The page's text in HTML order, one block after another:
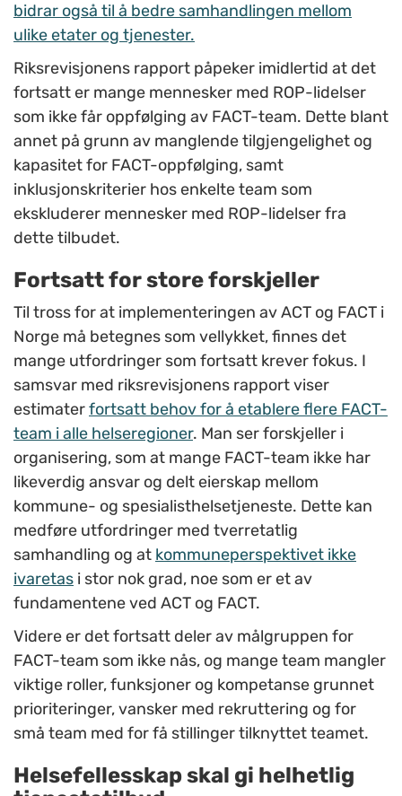
bidrar også til å bedre samhandlingen mellom
ulike etater og tjenester.
Riksrevisjonens rapport påpeker imidlertid at det
fortsatt er mange mennesker med ROP-lidelser
som ikke får oppfølging av FACT-team. Dette blant
annet på grunn av manglende tilgjengelighet og
kapasitet for FACT-oppfølging, samt
inklusjonskriterier hos enkelte team som
ekskluderer mennesker med ROP-lidelser fra
dette tilbudet.
Fortsatt for store forskjeller
Til tross for at implementeringen av ACT og FACT i
Norge må betegnes som vellykket, finnes det
mange utfordringer som fortsatt krever fokus. I
samsvar med riksrevisjonens rapport viser
estimaterfortsatt behov for å etablere flere FACT-
team i alle helseregioner. Man ser forskjeller i
organisering, som at mange FACT-team ikke har
likeverdig ansvar og delt eierskap mellom
kommune- og spesialisthelsetjeneste. Dette kan
medføre utfordringer med tverretatlig
samhandling og at kommuneperspektivet ikke
ivaretas i stor nok grad, noe som er et av
fundamentene ved ACT og FACT.
Videre er det fortsatt deler av målgruppen for
FACT-team som ikke nås, og mange team mangler
viktige roller, funksjoner og kompetanse grunnet
prioriteringer, vansker med rekruttering og for
små team med for få stillinger tilknyttet teamet.
Helsefellesskap skal gi helhetlig